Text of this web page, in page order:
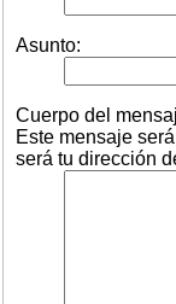
Asunto:
Cuerpo del
Este mensaje
será tu dirección